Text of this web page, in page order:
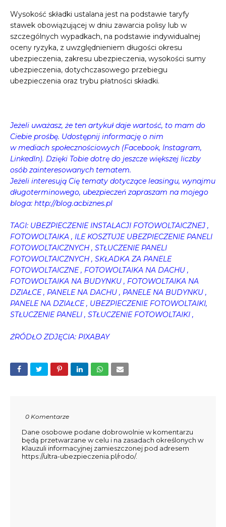
Wysokość składki ustalana jest na podstawie taryfy
stawek obowiązującej w dniu zawarcia polisy lub w
szczególnych wypadkach, na podstawie indywidualnej
oceny ryzyka, z uwzględnieniem długości okresu
ubezpieczenia, zakresu ubezpieczenia, wysokości sumy
ubezpieczenia, dotychczasowego przebiegu
ubezpieczenia oraz trybu płatności składki.
Jeżeli uważasz, że ten artykuł daje wartość, to mam do
Ciebie prośbę. Udostępnij informację o nim
w mediach społecznościowych (Facebook, Instagram,
LinkedIn). Dzięki Tobie dotrę do jeszcze większej liczby
osób zainteresowanych tematem.
Jeżeli interesują Cię tematy dotyczące leasingu, wynajmu
długoterminowego, ubezpieczeń zapraszam na mojego
bloga: http://blog.acbiznes.pl
TAGI: UBEZPIECZENIE INSTALACJI FOTOWOLTAICZNEJ ,
FOTOWOLTAIKA , ILE KOSZTUJE UBEZPIECZENIE PANELI
FOTOWOLTAICZNYCH , STŁUCZENIE PANELI
FOTOWOLTAICZNYCH , SKŁADKA ZA PANELE
FOTOWOLTAICZNE , FOTOWOLTAIKA NA DACHU ,
FOTOWOLTAIKA NA BUDYNKU , FOTOWOLTAIKA NA
DZIAŁCE , PANELE NA DACHU , PANELE NA BUDYNKU ,
PANELE NA DZIAŁCE , UBEZPIECZENIE FOTOWOLTAIKI,
STŁUCZENIE PANELI , STŁUCZENIE FOTOWOLTAIKI ,
ŹRÓDŁO ZDJĘCIA: PIXABAY
0 Komentarze
Dane osobowe podane dobrowolnie w komentarzu
będą przetwarzane w celu i na zasadach określonych w
Klauzuli informacyjnej zamieszczonej pod adresem
https://ultra-ubezpieczenia.pl/rodo/.